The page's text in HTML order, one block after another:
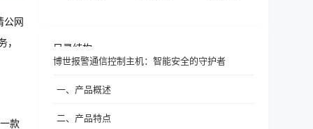
公网
款
目录结构
博世报警通信控制主机：智能安全的守护者
一、产品概述
二、产品特点